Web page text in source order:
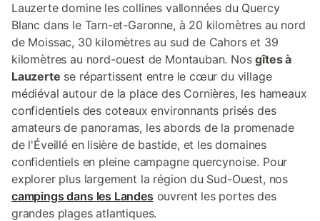
Lauzerte domine les collines vallonnées du Quercy
Blanc dans le Tarn-et-Garonne, à 20 kilomètres au nord
de Moissac, 30 kilomètres au sud de Cahors et 39
kilomètres au nord-ouest de Montauban. Nosgîtes à
Lauzerte se répartissent entre le cœur du village
médiéval autour de la place des Cornières, les hameaux
confidentiels des coteaux environnants prisés des
amateurs de panoramas, les abords de la promenade
de l'Éveillé en lisière de bastide, et les domaines
confidentiels en pleine campagne quercynoise. Pour
explorer plus largement la région du Sud-Ouest, nos
campings dans les Landes ouvrent les portes des
grandes plages atlantiques.